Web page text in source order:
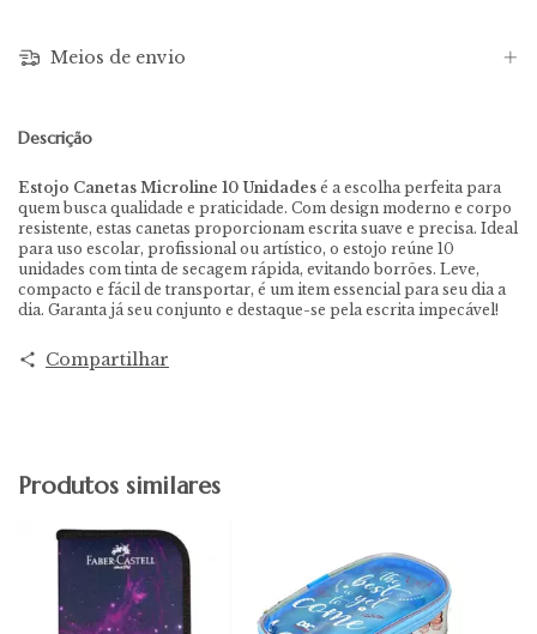
Meios de envio
Descrição
Estojo Canetas Microline 10 Unidades é a escolha perfeita para
quem busca qualidade e praticidade. Com design moderno e corpo
resistente, estas canetas proporcionam escrita suave e precisa. Ideal
para uso escolar, profissional ou artístico, o estojo reúne 10
unidades com tinta de secagem rápida, evitando borrões. Leve,
compacto e fácil de transportar, é um item essencial para seu dia a
dia. Garanta já seu conjunto e destaque-se pela escrita impecável!
Compartilhar
Produtos similares